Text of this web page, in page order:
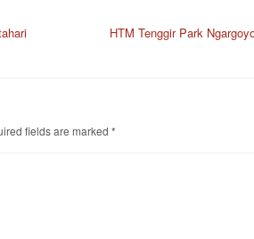
HTM Tenggir Park
fields are marked *